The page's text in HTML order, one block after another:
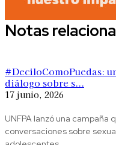
Notas
#DeciloComoPuedas:
diálogo sobre s...
17 junio, 2026
UNFPA lanzó una
conversaciones sobre